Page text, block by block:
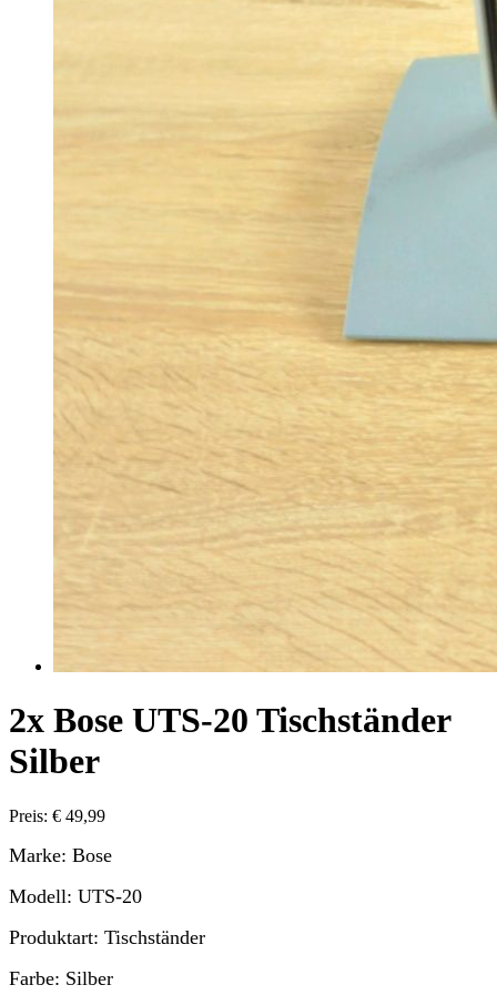
2x Bose UTS-20 Tischständer
Silber
Preis: € 49,99
Marke: Bose
Modell: UTS-20
Produktart: Tischständer
Farbe: Silber